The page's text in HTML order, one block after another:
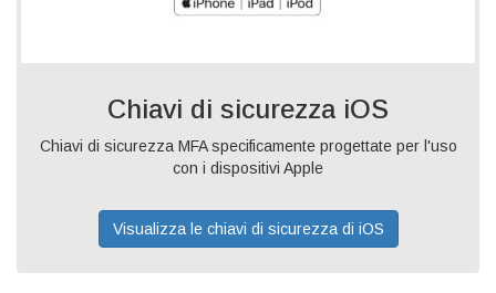
Chiavi di sicurezza iOS
Chiavi di sicurezza MFA specificamente progettate per l'uso
con i dispositivi Apple
Visualizza le chiavi di sicurezza di iOS